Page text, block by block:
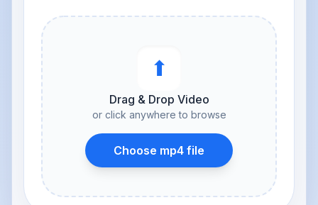
⬆︎
Drag & Drop Video
or click anywhere to browse
Choose mp4 file